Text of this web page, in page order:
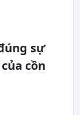
sự
cồn